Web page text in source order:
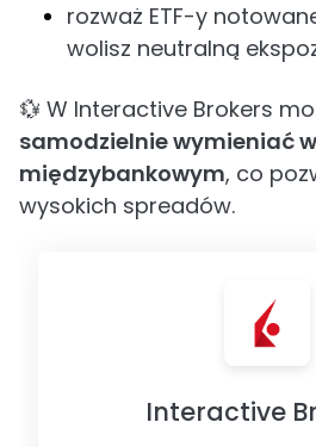
rozważ ETF-y
wolisz neutralną
💱 W Interactive Brokers
samodzielnie wymieniać
międzybankowym, co
wysokich spreadów.
Interactive